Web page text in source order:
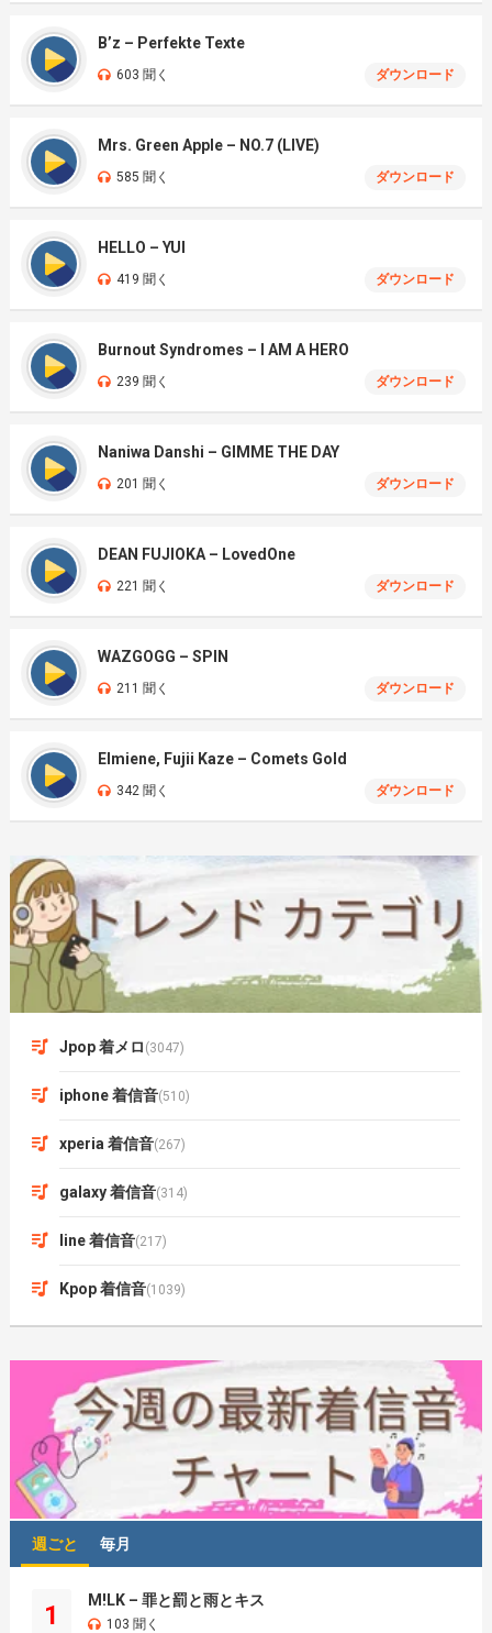
B’z – Perfekte Texte
603 聞く ダウンロード
Mrs. Green Apple – NO.7 (LIVE)
585 聞く ダウンロード
HELLO – YUI
419 聞く ダウンロード
Burnout Syndromes – I AM A HERO
239 聞く ダウンロード
Naniwa Danshi – GIMME THE DAY
201 聞く ダウンロード
DEAN FUJIOKA – LovedOne
221 聞く ダウンロード
WAZGOGG – SPIN
211 聞く ダウンロード
Elmiene, Fujii Kaze – Comets Gold
342 聞く ダウンロード
Jpop 着メロ (3047)
iphone 着信音(510)
xperia 着信音(267)
galaxy 着信音(314)
line 着信音(217)
Kpop 着信音(1039)
週ごと 毎月
1
M!LK – 罪と罰と雨とキス
103 聞く